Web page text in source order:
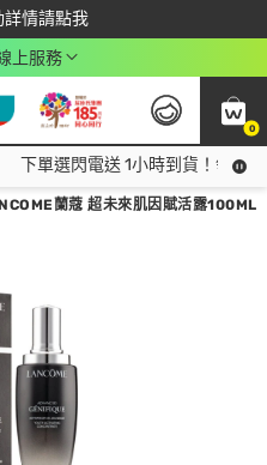
詳情請點我
高回饋$350
上服務
0
下單選閃電送 1小時到貨！領神
蘭蔻 超未來肌因賦活露100ML